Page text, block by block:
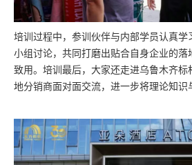
培训过程中，参训伙伴与内部学员认真学
小组讨论，共同打磨出贴合自身企业的落
致用。培训最后，大家还走进乌鲁木齐标
地分销商面对面交流，进一步将理论知识